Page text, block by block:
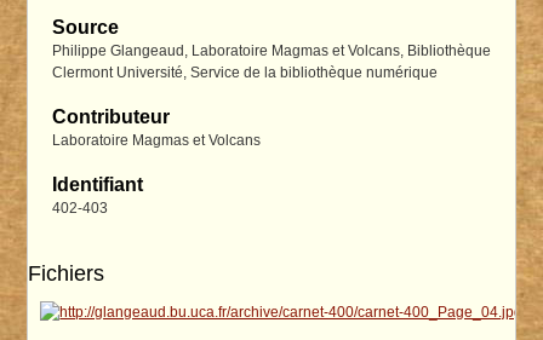
Source
Philippe Glangeaud, Laboratoire Magmas et Volcans, Bibliothèque
Clermont Université, Service de la bibliothèque numérique
Contributeur
Laboratoire Magmas et Volcans
Identifiant
402-403
Fichiers